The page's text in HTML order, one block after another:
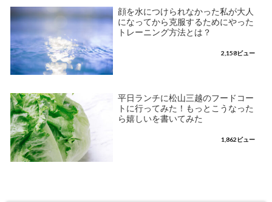
顔を水につけられなかった私が大人
になってから克服するためにやった
トレーニング方法とは？
2,158ビュー
平日ランチに松山三越のフードコー
トに行ってみた！もっとこうなった
ら嬉しいを書いてみた
1,862ビュー